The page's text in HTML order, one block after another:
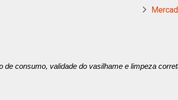
de consumo, validade do vasilhame e limpeza